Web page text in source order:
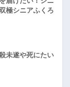
極シニアふくろ
未遂や死にたい